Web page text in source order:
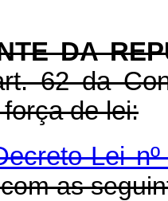
DA
62 da
de lei:
Lei
as